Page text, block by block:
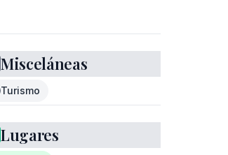
Misceláneas
Turismo
Lugares